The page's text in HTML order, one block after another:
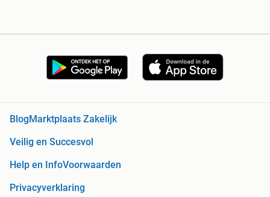
Blog Marktplaats Zakelijk
Veilig en Succesvol
Help en InfoVoorwaarden
Privacyverklaring